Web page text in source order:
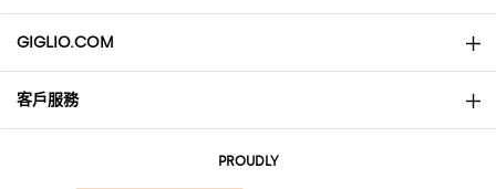
GIGLIO.COM
About
客戶服務
PROUDLY